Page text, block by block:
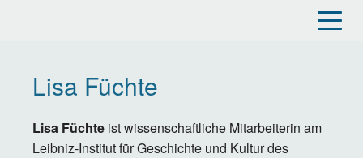
Lisa Füchte
Lisa Füchte ist wissenschaftliche Mitarbeiterin am
Leibniz-Institut für Geschichte und Kultur des